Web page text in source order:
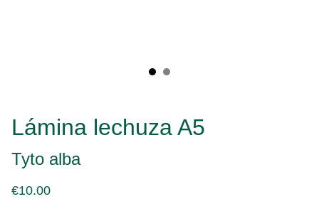
Lámina lechuza A5
Tyto alba
€10.00